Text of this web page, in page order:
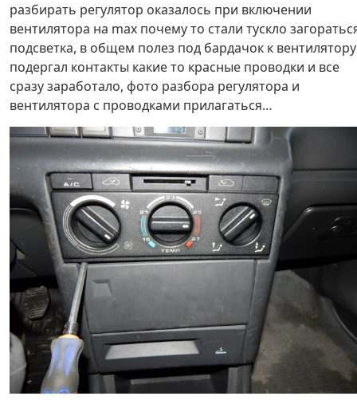
разбирать регулятор оказалось при включении
вентилятора на max почему то стали тускло
подсветка, в общем полез под бардачок к вентилятору
подергал контакты какие то красные проводки и все
сразу заработало, фото разбора регулятора и
вентилятора с проводками прилагаться…